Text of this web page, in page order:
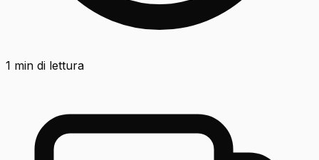
1 min di lettura